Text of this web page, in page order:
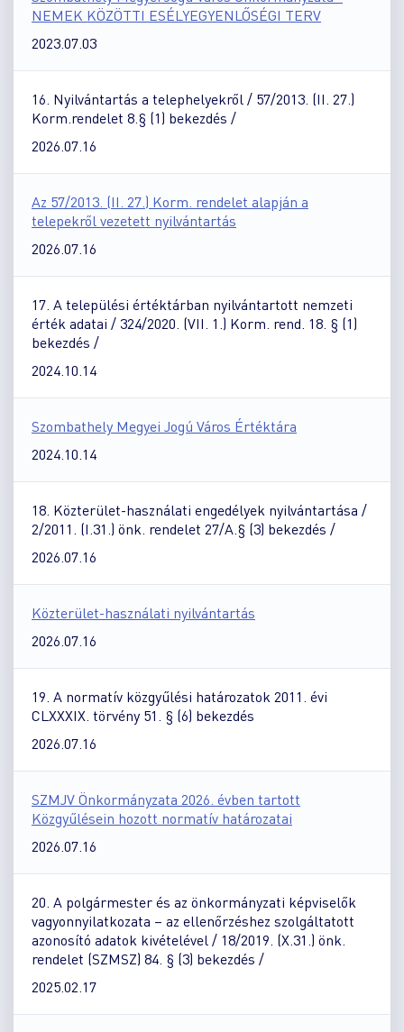
NEMEK KÖZÖTTI ESÉLYEGYENLŐSÉGI TERV
2023.07.03
16. Nyilvántartás a telephelyekről / 57/2013. (II. 27.)
Korm.rendelet 8.§ (1) bekezdés /
2026.07.16
Az 57/2013. (II. 27.) Korm. rendelet alapján a
telepekről vezetett nyilvántartás
2026.07.16
17. A települési értéktárban nyilvántartott nemzeti
érték adatai / 324/2020. (VII. 1.) Korm. rend. 18. § (1)
bekezdés /
2024.10.14
Szombathely Megyei Jogú Város Értéktára
2024.10.14
18. Közterület-használati engedélyek nyilvántartása /
2/2011. (I.31.) önk. rendelet 27/A.§ (3) bekezdés /
2026.07.16
Közterület-használati nyilvántartás
2026.07.16
19. A normatív közgyűlési határozatok 2011. évi
CLXXXIX. törvény 51. § (6) bekezdés
2026.07.16
SZMJV Önkormányzata 2026. évben tartott
Közgyűlésein hozott normatív határozatai
2026.07.16
20. A polgármester és az önkormányzati képviselők
vagyonnyilatkozata – az ellenőrzéshez szolgáltatott
azonosító adatok kivételével / 18/2019. (X.31.) önk.
rendelet (SZMSZ) 84. § (3) bekezdés /
2025.02.17